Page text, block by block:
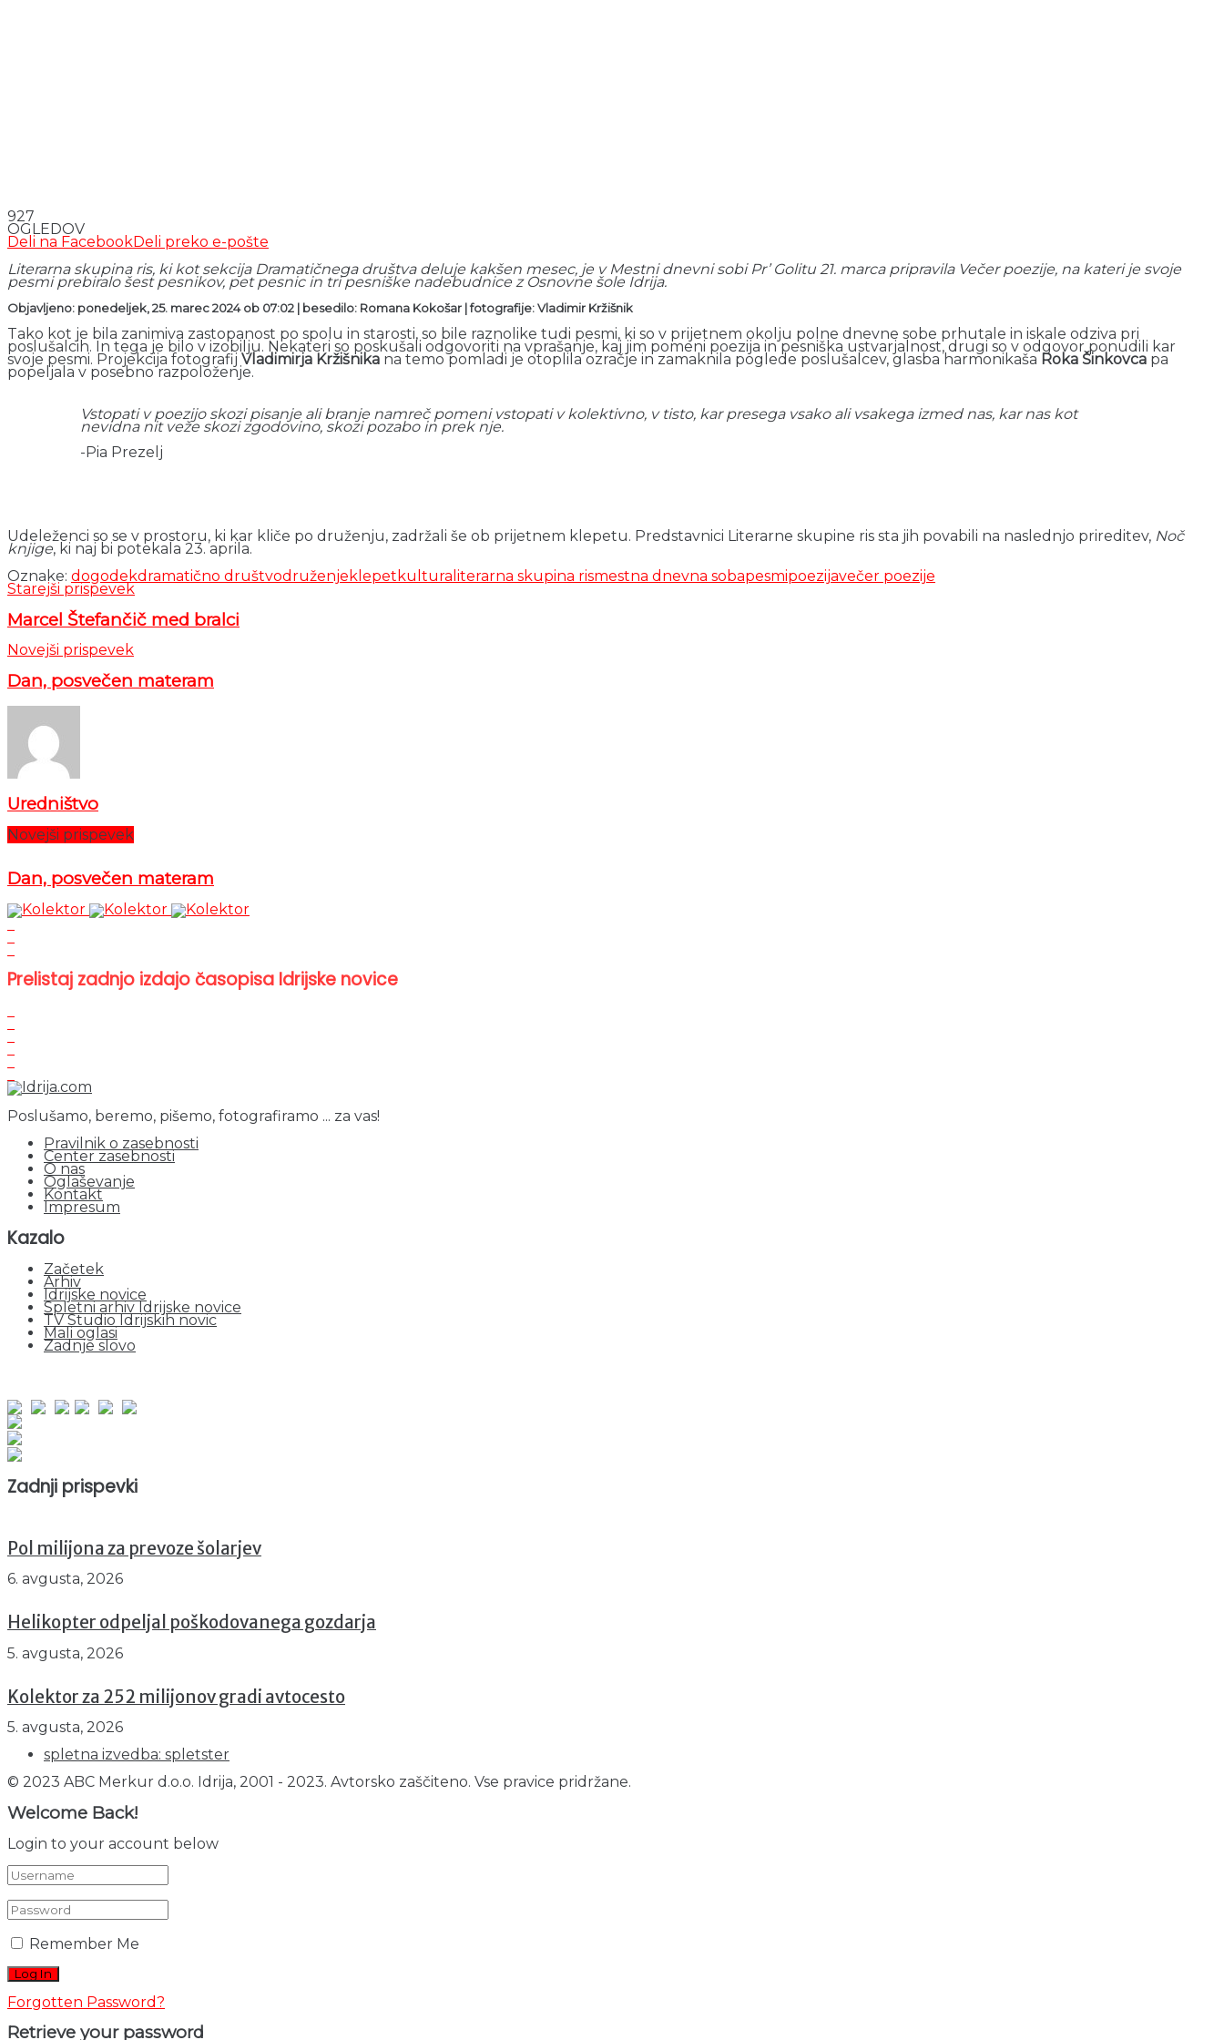
927
OGLEDOV
Deli na FacebookDeli preko e-pošte
Literarna skupina ris, ki kot sekcija Dramatičnega društva deluje kakšen mesec, je v Mestni dnevni sobi Pr’ Golitu 21. marca pripravila Večer poezije, na kateri je svoje
pesmi prebiralo šest pesnikov, pet pesnic in tri pesniške nadebudnice z Osnovne šole Idrija.
Objavljeno: ponedeljek, 25. marec 2024 ob 07:02 | besedilo: Romana Kokošar |fotografije: Vladimir Kržišnik
Tako kot je bila zanimiva zastopanost po spolu in starosti, so bile raznolike tudi pesmi, ki so v prijetnem okolju polne dnevne sobe prhutale in iskale odziva pri
poslušalcih. In tega je bilo v izobilju. Nekateri so poskušali odgovoriti na vprašanje, kaj jim pomeni poezija in pesniška ustvarjalnost, drugi so v odgovor ponudili kar
svoje pesmi. Projekcija fotografij Vladimirja Kržišnika na temo pomladi je otoplila ozračje in zamaknila poglede poslušalcev, glasba harmonikaša Roka Šinkovca pa
popeljala v posebno razpoloženje.
Vstopati v poezijo skozi pisanje ali branje namreč pomeni vstopati v kolektivno, v tisto, kar presega vsako ali vsakega izmed nas, kar nas kot
nevidna nit veže skozi zgodovino, skozi pozabo in prek nje.
-Pia Prezelj
Udeleženci so se v prostoru, ki kar kliče po druženju, zadržali še ob prijetnem klepetu. Predstavnici Literarne skupine ris sta jih povabili na naslednjo prireditev, Noč
knjige, ki naj bi potekala 23. aprila.
Oznake: dogodekdramatično društvodruženje klepet kultura literarna skupina rismestna dnevna sobapesmipoezijavečer poezije
Starejši prispevek
Marcel Štefančič med bralci
Novejši prispevek
Dan, posvečen materam
Uredništvo
Novejši prispevek
Dan, posvečen materam
Prelistaj zadnjo izdajo časopisa Idrijske novice
Poslušamo, beremo, pišemo, fotografiramo ... za vas!
Pravilnik o zasebnosti
Center zasebnosti
O nas
Oglaševanje
Kontakt
Impresum
Kazalo
Začetek
Arhiv
Idrijske novice
Spletni arhiv Idrijske novice
TV Studio Idrijskih novic
Mali oglasi
Zadnje slovo
Zadnji prispevki
Pol milijona za prevoze šolarjev
6. avgusta, 2026
Helikopter odpeljal poškodovanega gozdarja
5. avgusta, 2026
Kolektor za 252 milijonov gradi avtocesto
5. avgusta, 2026
spletna izvedba: spletster
© 2023 ABC Merkur d.o.o. Idrija, 2001 - 2023. Avtorsko zaščiteno. Vse pravice pridržane.
Welcome Back!
Login to your account below
Remember Me
Forgotten Password?
Retrieve your password